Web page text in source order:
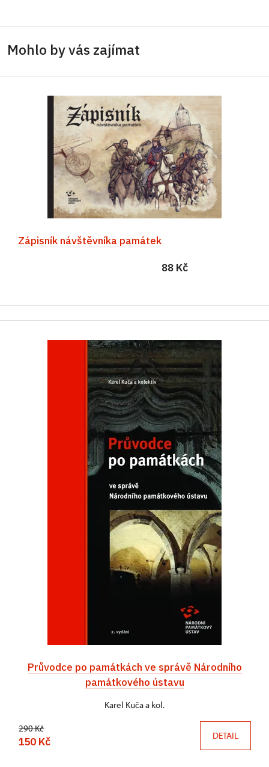
Mohlo by vás zajímat
Zápisník návštěvníka památek
88 Kč
Průvodce po památkách ve správě Národního
památkového ústavu
Karel Kuča a kol.
290 Kč
150 Kč DETAIL